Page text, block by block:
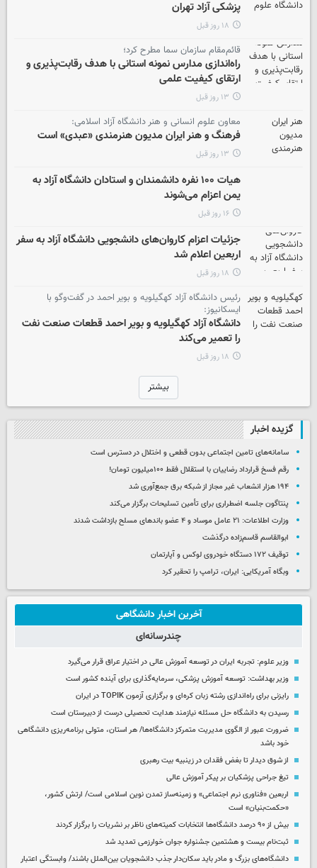
پزشکی آزاد تهران
۱۸ روز قبل
قائم‌مقام سازمان سما مطرح کرد؛
راه‌اندازی مدارس نمونه استانی با هدف رقابت‌پذیری و
ارتقای کیفیت علمی
۱۳ روز قبل
معاون علوم انسانی و هنر دانشگاه آزاد اسلامی:
فرهنگ و هنر ایران مدیون هنرمندی «عبدی» است
۱۳ روز قبل
هیات ۱۰۰ نفره دانشمندان و استادان دانشگاه آزاد به
یمن اعزام می‌شوند
۱۶ روز قبل
جزئیات اعزام کاروان‌های دانشجویی دانشگاه آزاد به سفر
اربعین اعلام شد
۱۸ روز قبل
رئیس دانشگاه آزاد کهگیلویه و بویر احمد در گفت‌وگو با
ایسکانیوز:
دانشگاه آزاد کهگیلویه و بویر احمد قطعات صنعت نفت
را تعمیر می‌کند
۱۸ روز قبل
بیشتر
گزیده اخبار
سامانه‌های تامین اجتماعی بدون قطعی و اختلال در دسترس است
رقم فسخ قرارداد رضاییان با استقلال فقط ۱۰۰میلیون تومان!
۱۹۴ هزار انشعاب غیر مجاز از شبکه برق جمع‌آوری شد
پنتاگون جلسه اضطراری برای تأمین تسلیحات برگزار می‌کند
وزارت اطلاعات: ۲۱ عامل موساد و ۴ عضو باندهای مسلح بازداشت شدند
ابوالقاسم قاسم‌زاده درگذشت
توقیف ۱۷۲ دستگاه خودروی لوکس و آپارتمان
وبگاه آمریکایی: ایران، ترامپ را تحقیر کرد
آخرین اخبار دانشگاهی
چندرسانه‌ای
وزیر علوم: تجربه ایران در توسعه آموزش عالی در اختیار عراق قرار می‌گیرد
وزیر بهداشت: توسعه آموزش پزشکی، سرمایه‌گذاری برای آینده کشور است
رایزنی برای راه‌اندازی رشته زبان کره‌ای و برگزاری آزمون TOPIK در ایران
رسیدن به دانشگاه حل مسئله نیازمند هدایت تحصیلی درست از دبیرستان است
ضرورت عبور از الگوی مدیریت متمرکز دانشگاه‌ها/ هر استان، متولی برنامه‌ریزی دانشگاهی
خود باشد
از شوق دیدار تا بغض فقدان در زینبیه بیت رهبری
تیغ جراحی پزشکیان بر پیکر آموزش عالی
اربعین «فناوری نرم اجتماعی» و زمینه‌ساز تمدن نوین اسلامی است/ ارتش کشور،
«حکمت‌بنیان» است
بیش از ۹۰ درصد دانشگاه‌ها انتخابات کمیته‌های ناظر بر نشریات را برگزار کردند
ثبت‌نام بیست و هشتمین جشنواره جوان خوارزمی تمدید شد
دانشگاه‌های بزرگ و مادر باید سکان‌دار جذب دانشجویان بین‌الملل باشند/ وابستگی اعتبار